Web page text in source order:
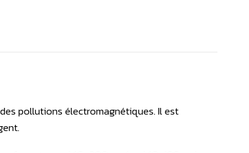
pollutions électromagnétiques. Il est